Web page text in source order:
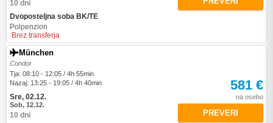
10 dni
Dvoposteljna soba BK/TE
Polpenzion
Brez transferja
München
Condor
Tja: 08:10 - 12:05 / 4h 55min
Nazaj: 13:25 - 19:05 / 4h 40min
Sre, 02.12.
Sob, 12.12.
10 dni
581 €
na osebo
PREVERI